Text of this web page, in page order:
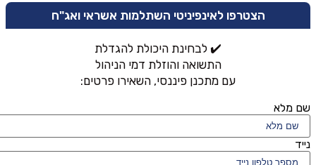
הצטרפו לאינפיניטי השתלמות אשראי ואג"ח
✔️ לבחינת היכולת להגדלת
התשואה והוזלת דמי הניהול
עם מתכנן פיננסי, השאירו פרטים:
שם מלא
נייד